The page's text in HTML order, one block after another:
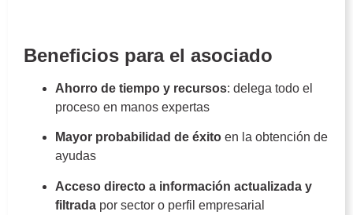
Beneficios para el asociado
Ahorro de tiempo y recursos: delega todo el
proceso en manos expertas
Mayor probabilidad de éxito en la obtención de
ayudas
Acceso directo a información actualizada y
filtrada por sector o perfil empresarial